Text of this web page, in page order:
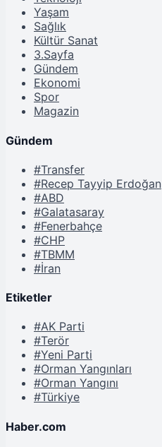
Yaşam
Sağlık
Kültür Sanat
3.Sayfa
Gündem
Ekonomi
Spor
Magazin
Gündem
#Transfer
#Recep Tayyip Erdoğan
#ABD
#Galatasaray
#Fenerbahçe
#CHP
#TBMM
#İran
Etiketler
#AK Parti
#Terör
#Yeni Parti
#Orman Yangınları
#Orman Yangını
#Türkiye
Haber.com